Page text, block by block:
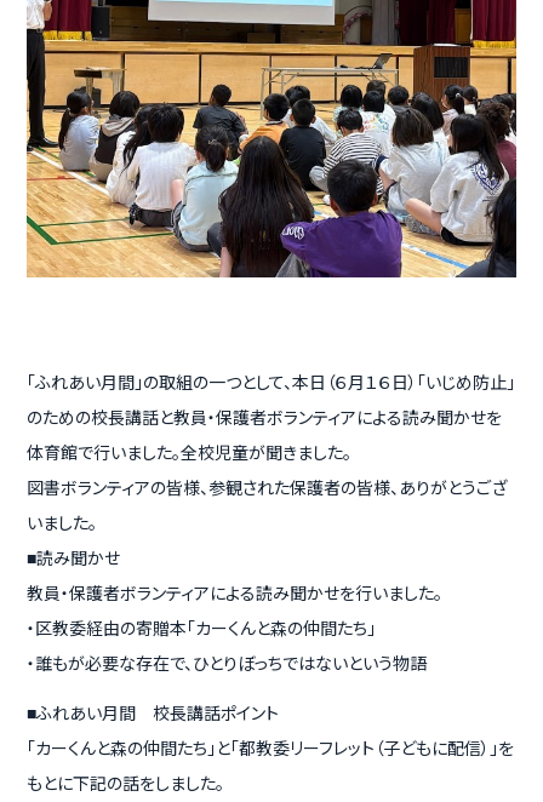
「ふれあい月間」の取組の一つとして、本日（６月１６日）「いじめ防止」
のための校長講話と教員・保護者ボランティアによる読み聞かせを
体育館で行いました。全校児童が聞きました。
図書ボランティアの皆様、参観された保護者の皆様、ありがとうござ
いました。
■読み聞かせ
教員・保護者ボランティアによる読み聞かせを行いました。
・区教委経由の寄贈本「カーくんと森の仲間たち」
・誰もが必要な存在で、ひとりぼっちではないという物語
■ふれあい月間 校長講話ポイント
「カーくんと森の仲間たち」と「都教委リーフレット（子どもに配信）」を
もとに下記の話をしました。